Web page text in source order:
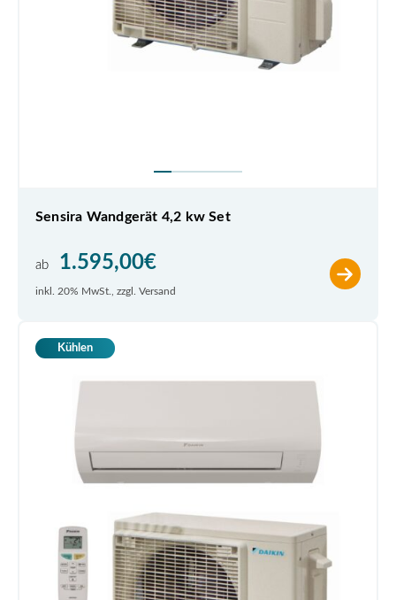
Sensira Wandgerät 4,2 kw Set
ab 1.595,00€
inkl. 20% MwSt., zzgl. Versand
Kühlen